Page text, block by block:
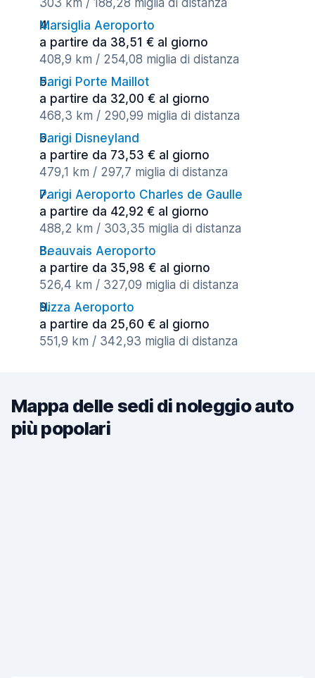
303 km / 188,28 miglia di distanza
Marsiglia Aeroporto
a partire da 38,51 € al giorno
408,9 km / 254,08 miglia di distanza
Parigi Porte Maillot
a partire da 32,00 € al giorno
468,3 km / 290,99 miglia di distanza
Parigi Disneyland
a partire da 73,53 € al giorno
479,1 km / 297,7 miglia di distanza
Parigi Aeroporto Charles de Gaulle
a partire da 42,92 € al giorno
488,2 km / 303,35 miglia di distanza
Beauvais Aeroporto
a partire da 35,98 € al giorno
526,4 km / 327,09 miglia di distanza
Nizza Aeroporto
a partire da 25,60 € al giorno
551,9 km / 342,93 miglia di distanza
Mappa delle sedi di noleggio auto
più popolari